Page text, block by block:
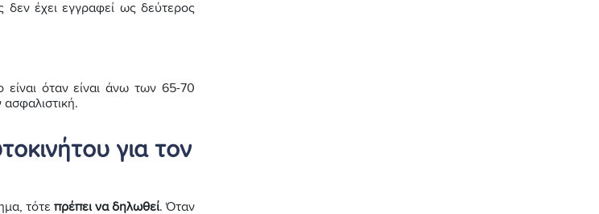
έχει εγγραφεί ως δεύτερος
όταν είναι άνω των 65-70
ασφαλιστική.
για τον
τότε πρέπει να δηλωθεί. Όταν